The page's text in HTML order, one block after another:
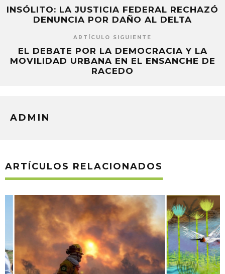
INSÓLITO: LA JUSTICIA FEDERAL RECHAZÓ
DENUNCIA POR DAÑO AL DELTA
ARTÍCULO SIGUIENTE
EL DEBATE POR LA DEMOCRACIA Y LA
MOVILIDAD URBANA EN EL ENSANCHE DE
RACEDO
ADMIN
ARTÍCULOS RELACIONADOS